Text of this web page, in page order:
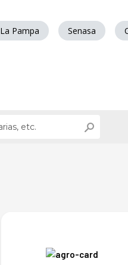
La Pampa Senasa